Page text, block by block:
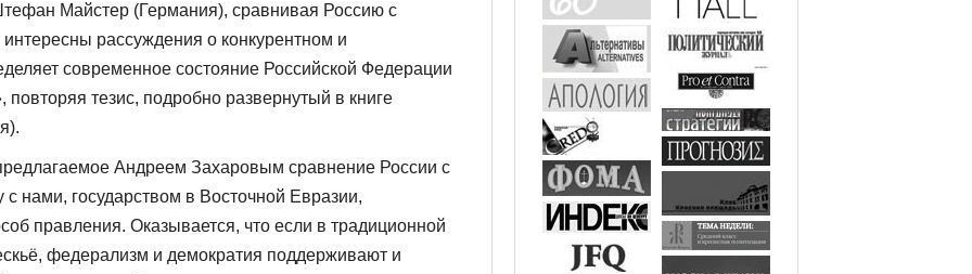
Майстер (Германия), сравнивая Россию с
рассуждения о конкурентном и
современное состояние Российской Федерации
тезис, подробно развернутый в книге
Андреем Захаровым сравнение России с
нами, государством в Восточной Евразии,
правления. Оказывается, что если в традиционной
федерализм и демократия поддерживают и